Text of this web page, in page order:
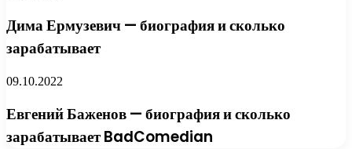
Дима Ермузевич — биография и сколько
зарабатывает
09.10.2022
Евгений Баженов — биография и сколько
зарабатывает BadComedian